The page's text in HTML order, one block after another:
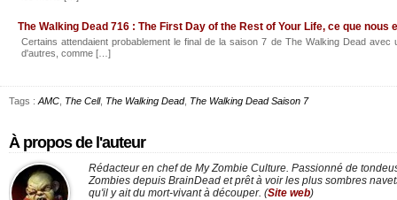
The Walking Dead 716 : The First Day of the Rest of Your Life, ce que nous
Certains attendaient probablement le final de la saison 7 de The Walking Dead avec
d'autres, comme […]
Tags : AMC The Cell, The Walking Dead, The Walking Dead Saison 7
À propos de l'auteur
Rédacteur en chef de My Zombie Culture. Passionné de
Zombies depuis BrainDead et prêt à voir les plus sombres
qu'il y ait du mort-vivant à découper. (Site web)